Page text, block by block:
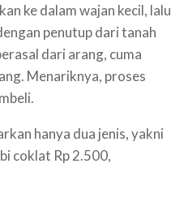
ke dalam wajan kecil, lalu
penutup dari tanah
dari arang, cuma
Menariknya, proses
hanya dua jenis, yakni
coklat Rp 2.500,